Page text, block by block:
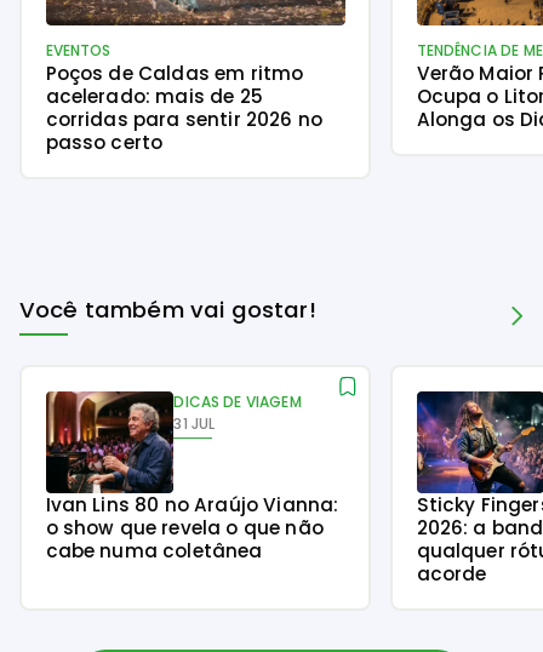
EVENTOS
Poços de Caldas em ritmo
acelerado: mais de 25
corridas para sentir 2026 no
passo certo
TENDÊNCIA DE
Verão Maior
Ocupa o
Alonga os
Você também vai gostar!
DICAS DE VIAGEM
31 JUL
Ivan Lins 80 no Araújo Vianna:
o show que revela o que não
cabe numa coletânea
Sticky
2026: a
qualquer
acorde